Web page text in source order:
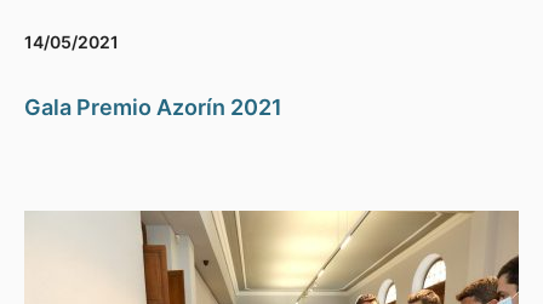
14/05/2021
Gala Premio Azorín 2021